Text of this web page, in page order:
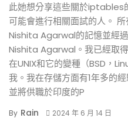
此她想分享這些關於iptables
可能會進行相關面試的人。
Nishita Agarwal的記憶並經
Nishita Agarwal。我已經取
在UNIX和它的變種（BSD，
我。我在存儲方面有1年多的
並將供職於印度的P
By Rain 2024 年 6 月 14 日